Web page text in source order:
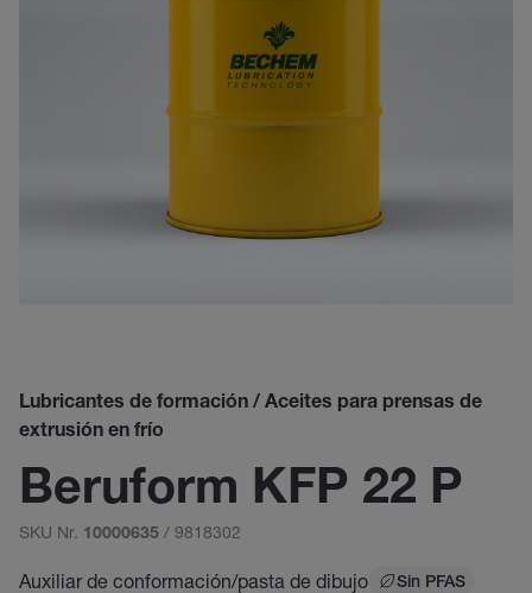
Lubricantes de formación / Aceites para prensas de
extrusión en frío
Beruform KFP 22 P
SKU Nr. 10000635 / 9818302
Auxiliar de conformación/pasta de dibujo Sin PFAS